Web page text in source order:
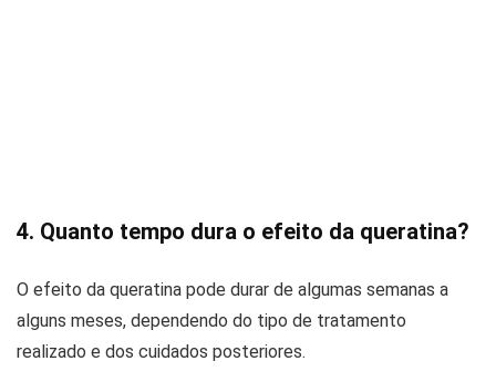
4. Quanto tempo dura o efeito da queratina?
O efeito da queratina pode durar de algumas semanas a
alguns meses, dependendo do tipo de tratamento
realizado e dos cuidados posteriores.